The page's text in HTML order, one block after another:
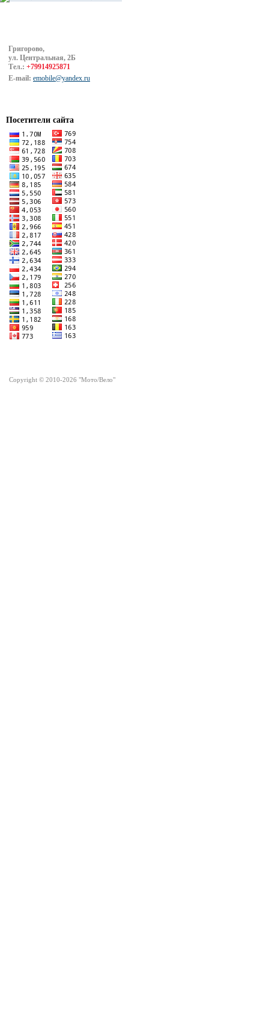
Григорово,
ул. Центральная, 2Б
Тел.: +79914925871
E-mail: emobile@yandex.ru
Посетители сайта
Copyright © 2010-2026 "Мото/Вело"